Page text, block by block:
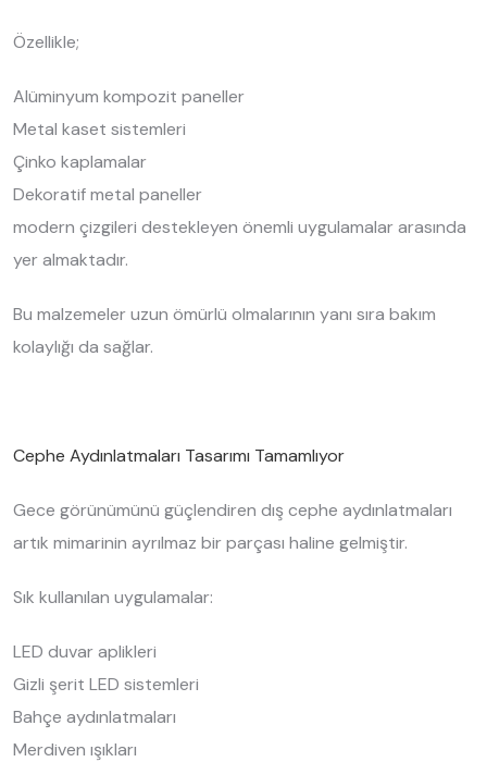
Özellikle;
Alüminyum kompozit paneller
Metal kaset sistemleri
Çinko kaplamalar
Dekoratif metal paneller
modern çizgileri destekleyen önemli uygulamalar arasında
yer almaktadır.
Bu malzemeler uzun ömürlü olmalarının yanı sıra bakım
kolaylığı da sağlar.
Cephe Aydınlatmaları Tasarımı Tamamlıyor
Gece görünümünü güçlendiren dış cephe aydınlatmaları
artık mimarinin ayrılmaz bir parçası haline gelmiştir.
Sık kullanılan uygulamalar:
LED duvar aplikleri
Gizli şerit LED sistemleri
Bahçe aydınlatmaları
Merdiven ışıkları